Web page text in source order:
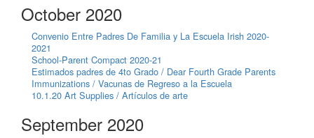
October 2020
Convenio Entre Padres De Familia y La Escuela Irish 2020-
2021
School-Parent Compact 2020-21
Estimados padres de 4to Grado / Dear Fourth Grade Parents
Immunizations / Vacunas de Regreso a la Escuela
10.1.20 Art Supplies / Artículos de arte
September 2020